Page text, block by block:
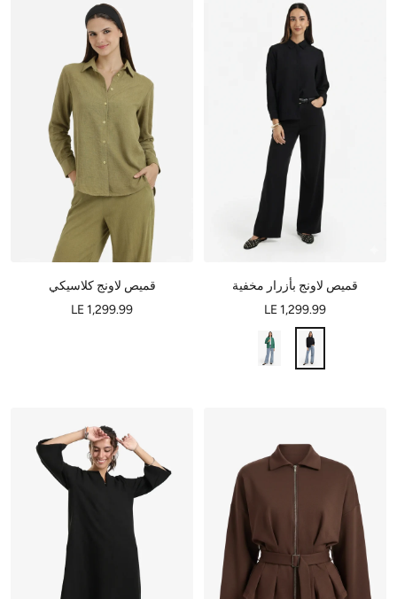
قميص لاونج بأزرار مخفية
LE 1,299.99
قميص لاونج كلاسيكي
LE 1,299.99